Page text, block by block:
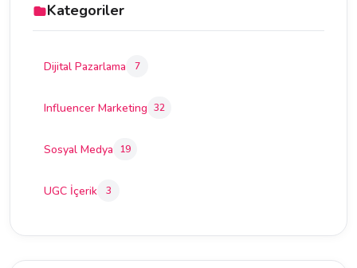
Kategoriler
Dijital Pazarlama 7
Influencer Marketing 32
Sosyal Medya 19
UGC İçerik 3